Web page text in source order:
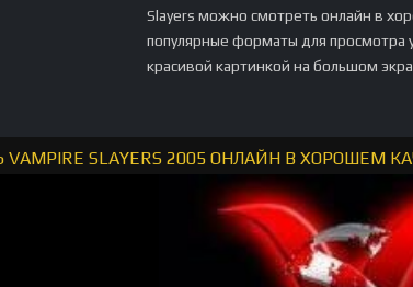
Slayers можно смотреть онлайн в
популярные форматы для просмотра
красивой картинкой на большом
SLAYERS 2005 ОНЛАЙН В ХОРОШЕМ